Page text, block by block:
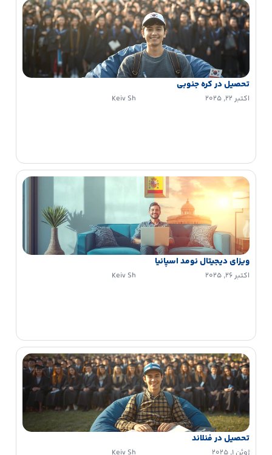
تحصیل در کره جنوبی
اکتبر 22, 2025 Keiv Sh
ویزای دیجیتال نومد اسپانیا
اکتبر 26, 2025 Keiv Sh
تحصیل در فنلاند